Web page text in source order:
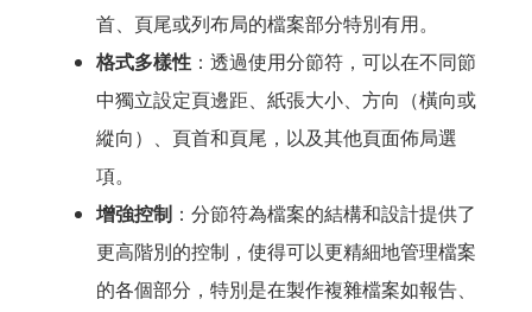
首、頁尾或列布局的檔案部分特別有用。
格式多樣性：透過使用分節符，可以在不同節
中獨立設定頁邊距、紙張大小、方向（橫向或
縱向）、頁首和頁尾，以及其他頁面佈局選
項。
增強控制：分節符為檔案的結構和設計提供了
更高階別的控制，使得可以更精細地管理檔案
的各個部分，特別是在製作複雜檔案如報告、